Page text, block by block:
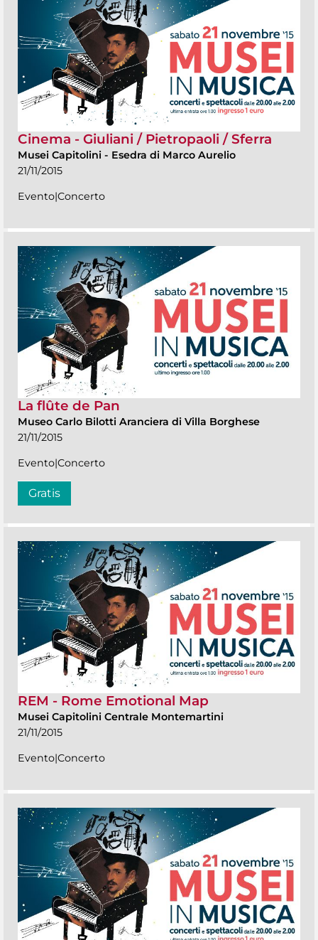
Cinema - Giuliani / Pietropaoli / Sferra
Musei Capitolini - Esedra di Marco Aurelio
21/11/2015
Evento|Concerto
La flûte de Pan
Museo Carlo Bilotti Aranciera di Villa Borghese
21/11/2015
Evento|Concerto
Gratis
REM - Rome Emotional Map
Musei Capitolini Centrale Montemartini
21/11/2015
Evento|Concerto